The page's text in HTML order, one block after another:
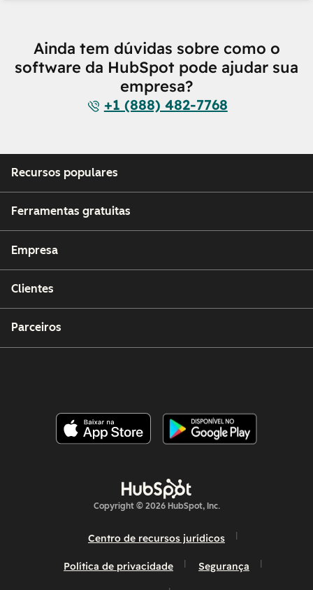
Ainda tem dúvidas sobre como o
software da HubSpot pode ajudar sua
empresa?
+1 (888) 482-7768
Recursos populares
Ferramentas gratuitas
Empresa
Clientes
Parceiros
Copyright © 2026 HubSpot, Inc.
Centro de recursos jurídicos
Política de privacidade Segurança